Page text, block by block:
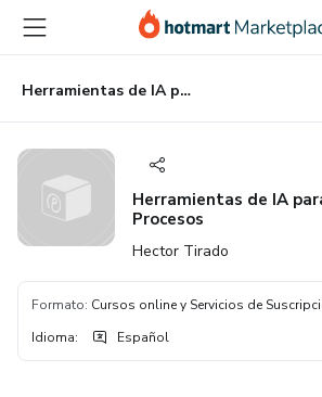
principal
página
de
página
Herramientas de IA para la Gestión por Procesos
Herramientas de IA
Procesos
Hector Tirado
Formato: Cursos online y Servicios de
Idioma: Español